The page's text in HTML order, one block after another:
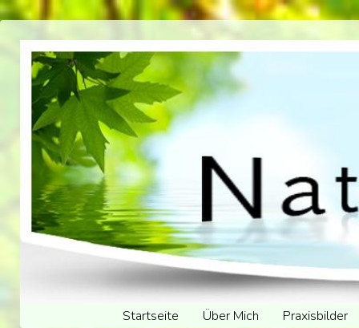
Startseite Über Mich Praxisbilder